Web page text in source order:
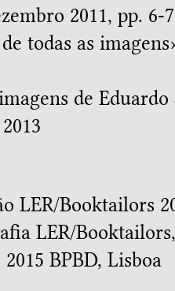
2011, pp. 6-7
todas as imagens
de Eduardo
LER/Booktailors
LER/
BPBD, Lisboa